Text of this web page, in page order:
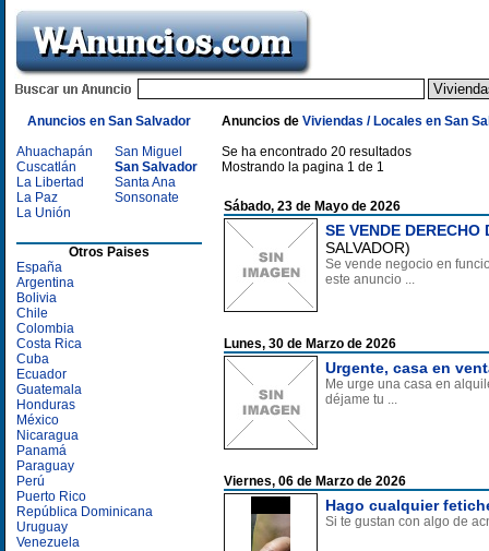
Anuncios en San Salvador
Ahuachapán
Cuscatlán
La Libertad
La Paz
La Unión
San Miguel
San Salvador
Santa Ana
Sonsonate
Otros Paises
España
Argentina
Bolivia
Chile
Colombia
Costa Rica
Cuba
Ecuador
Guatemala
Honduras
México
Nicaragua
Panamá
Paraguay
Perú
Puerto Rico
República Dominicana
Uruguay
Venezuela
Anuncios de Viviendas / Locales en San
Se ha encontrado 20 resultados
Mostrando la pagina 1 de 1
Sábado, 23 de Mayo de 2026
SE VENDE
SALVADOR)
Se vende negocio en
este anuncio ...
Lunes, 30 de Marzo de 2026
Urgente, casa en
Me urge una casa en
déjame tu ...
Viernes, 06 de Marzo de 2026
Hago cualquier
Si te gustan con algo de